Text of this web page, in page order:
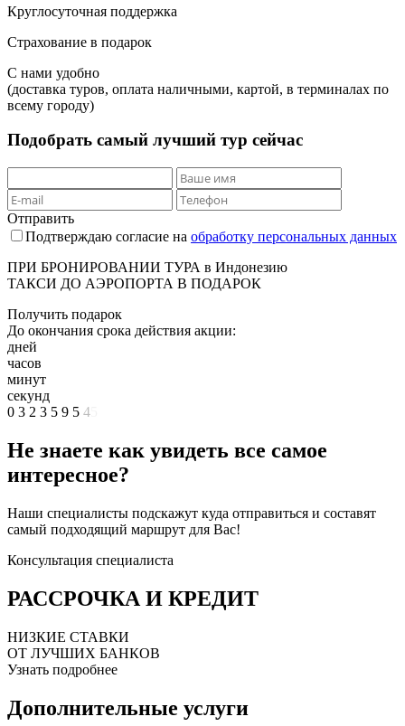
Круглосуточная поддержка
Страхование в подарок
С нами удобно
(доставка туров, оплата наличными, картой, в терминалах по
всему городу)
Подобрать самый лучший тур сейчас
Отправить
Подтверждаю согласие на обработку персональных данных
ПРИ БРОНИРОВАНИИ ТУРА в Индонезию
ТАКСИ ДО АЭРОПОРТА В ПОДАРОК
Получить подарок
До окончания срока действия акции:
дней
часов
минут
секунд
0 3 2 3 5 9 5 4
Не знаете как увидеть все самое
интересное?
Наши специалисты подскажут куда отправиться и составят
самый подходящий маршрут для Вас!
Консультация специалиста
РАССРОЧКА И КРЕДИТ
НИЗКИЕ СТАВКИ
ОТ ЛУЧШИХ БАНКОВ
Узнать подробнее
Дополнительные услуги